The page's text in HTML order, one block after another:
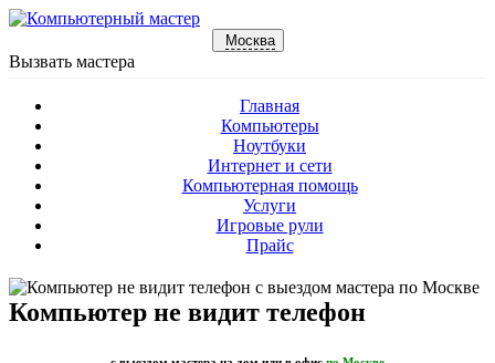
Москва
Вызвать мастера
Главная
Компьютеры
Ноутбуки
Интернет и сети
Компьютерная помощь
Услуги
Игровые рули
Прайс
Компьютер не видит телефон